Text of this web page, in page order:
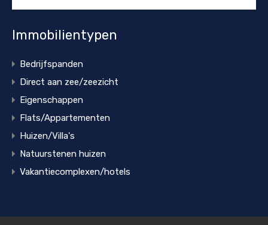
Immobilientypen
Bedrijfspanden
Direct aan zee/zeezicht
Eigenschappen
Flats/Appartementen
Huizen/Villa's
Natuurstenen huizen
Vakantiecomplexen/hotels